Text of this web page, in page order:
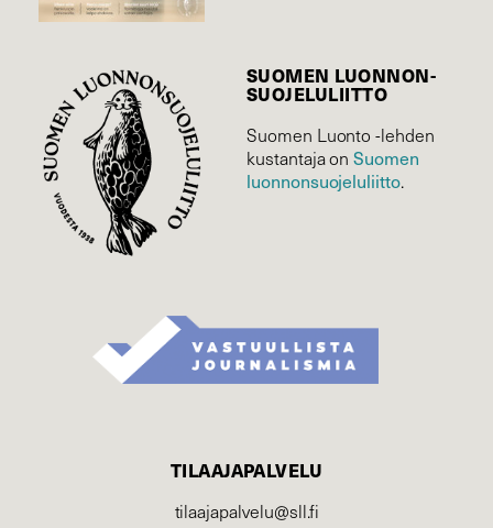
SUOMEN LUONNON­
SUOJELU­LIITTO
Suomen Luonto -lehden
kustantaja onSuomen
luonnonsuojelu­liitto.
TILAAJAPALVELU
tilaajapalvelu@sll.fi